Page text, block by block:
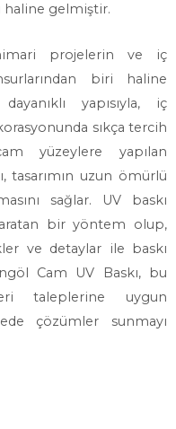
haline gelmiştir.
projelerin ve iç
biri haline
yapısıyla, iç
sıkça tercih
yüzeylere yapılan
tasarımın uzun ömürlü
sağlar. UV baskı
bir yöntem olup,
ve detaylar ile baskı
Cam UV Baskı, bu
taleplerine uygun
çözümler sunmayı